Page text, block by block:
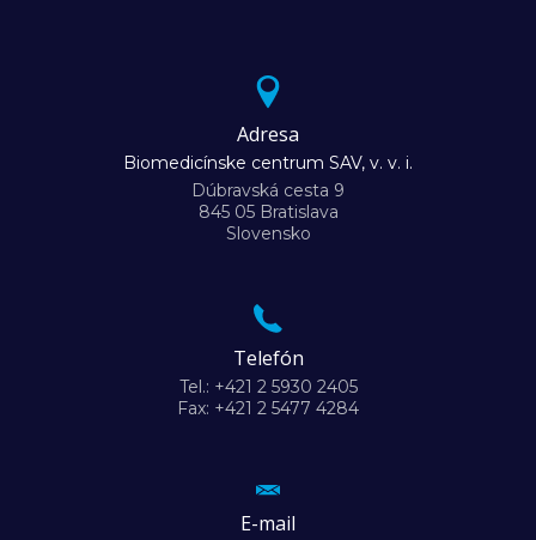
Adresa
Biomedicínske centrum SAV, v. v. i.
Dúbravská cesta 9
845 05 Bratislava
Slovensko
Telefón
Tel.: +421 2 5930 2405
Fax: +421 2 5477 4284
E-mail